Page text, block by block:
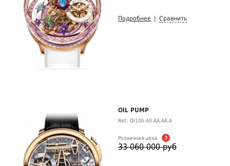
Подробнее Сравнить
OIL PUMP
Ref.: OI100.40.AA.AA.A
Розничная цена ?
33 060 000 руб